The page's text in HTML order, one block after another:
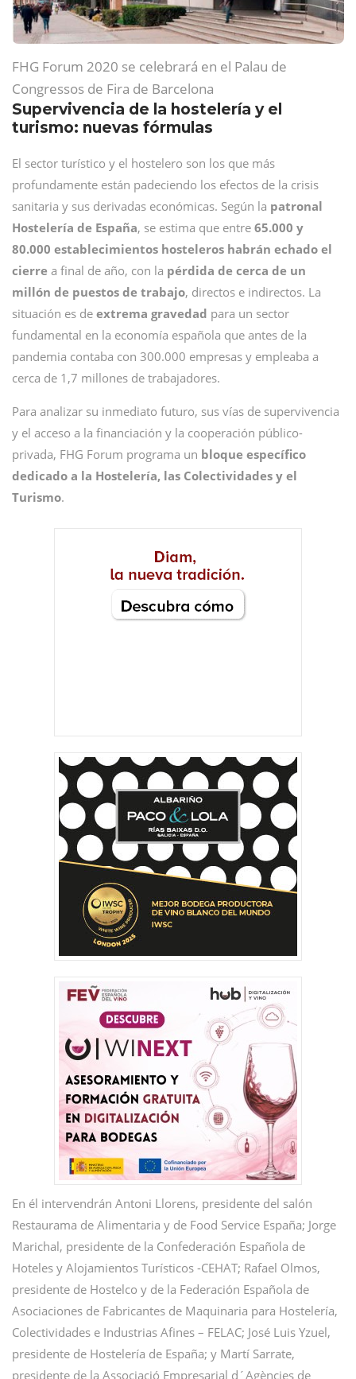
FHG Forum 2020 se celebrará en el Palau de
Congressos de Fira de Barcelona
Supervivencia de la hostelería y el
turismo: nuevas fórmulas
El sector turístico y el hostelero son los que más
profundamente están padeciendo los efectos de la crisis
sanitaria y sus derivadas económicas. Según la patronal
Hostelería de España, se estima que entre 65.000 y
80.000 establecimientos hosteleros habrán echado el
cierre a final de año, con la pérdida de cerca de un
millón de puestos de trabajo, directos e indirectos. La
situación es de extrema gravedad para un sector
fundamental en la economía española que antes de la
pandemia contaba con 300.000 empresas y empleaba a
cerca de 1,7 millones de trabajadores.
Para analizar su inmediato futuro, sus vías de supervivencia
y el acceso a la financiación y la cooperación público-
privada, FHG Forum programa un bloque específico
dedicado a la Hostelería, las Colectividades y el
Turismo.
En él intervendrán Antoni Llorens, presidente del salón
Restaurama de Alimentaria y de Food Service España; Jorge
Marichal, presidente de la Confederación Española de
Hoteles y Alojamientos Turísticos -CEHAT; Rafael Olmos,
presidente de Hostelco y de la Federación Española de
Asociaciones de Fabricantes de Maquinaria para Hostelería,
Colectividades e Industrias Afines – FELAC; José Luis Yzuel,
presidente de Hostelería de España; y Martí Sarrate,
presidente de la Associació Empresarial d´Agències de